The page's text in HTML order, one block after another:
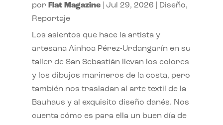
por Flat Magazine| Jul 29, 2026 Diseño,
Reportaje
Los asientos que hace la artista y
artesana Ainhoa Pérez-Urdangarín en su
taller de San Sebastián llevan los colores
y los dibujos marineros de la costa, pero
también nos trasladan al arte textil de la
Bauhaus y al exquisito diseño danés. Nos
cuenta cómo es para ella un buen día de